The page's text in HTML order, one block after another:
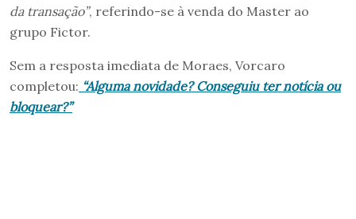
da transação”, referindo-se à venda do Master ao
grupo Fictor.
Sem a resposta imediata de Moraes, Vorcaro
completou: “Alguma novidade? Conseguiu ter notícia ou
bloquear?”